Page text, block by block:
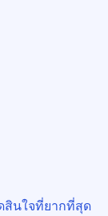
สินใจที่ยากที่สุด